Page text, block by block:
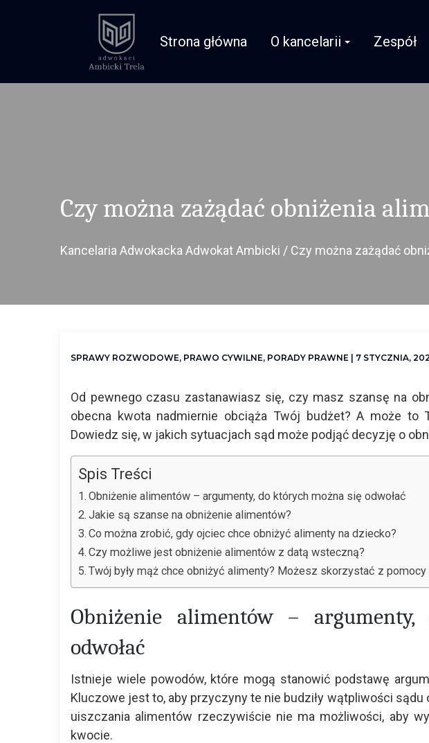
Strona główna O kancelarii Zespół
Czy można zażądać obniżenia
Kancelaria Adwokacka Adwokat Ambicki / Czy można zażądać
SPRAWY ROZWODOWE, PRAWO CYWILNE, PORADY PRAWNE | 7 STYCZNIA,
Od pewnego czasu zastanawiasz się, czy masz szansę na
obecna kwota nadmiernie obciąża Twój budżet? A może to
Dowiedz się, w jakich sytuacjach sąd może podjąć decyzję o
Spis Treści
Obniżenie alimentów – argumenty, do których można się odwołać
Jakie są szanse na obniżenie alimentów?
Co można zrobić, gdy ojciec chce obniżyć alimenty na dziecko?
Czy możliwe jest obniżenie alimentów z datą wsteczną?
Twój były mąż chce obniżyć alimenty? Możesz skorzystać z pomocy
Obniżenie alimentów –
odwołać
Istnieje wiele powodów, które mogą stanowić podstawę
Kluczowe jest to, aby przyczyny te nie budziły wątpliwości
uiszczania alimentów rzeczywiście nie ma możliwości, aby
kwocie.